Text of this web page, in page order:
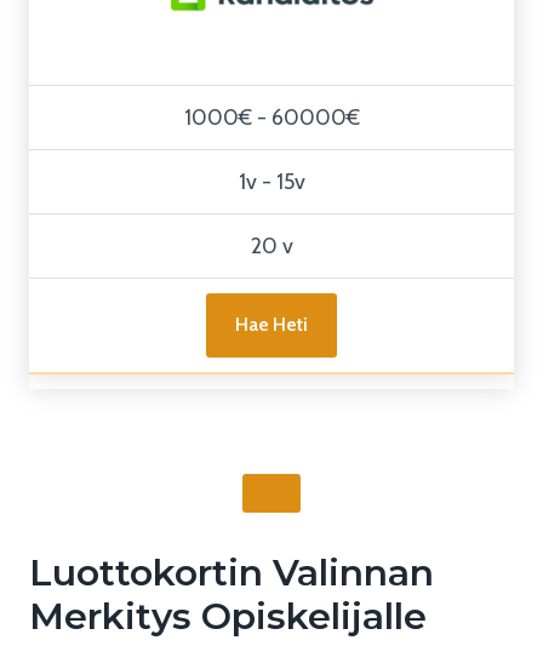
1000€ - 60000€
1v - 15v
20 v
Hae Heti
Luottokortin Valinnan
Merkitys Opiskelijalle